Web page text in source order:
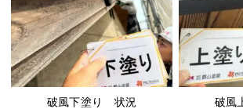
破風下塗り 状況 破風